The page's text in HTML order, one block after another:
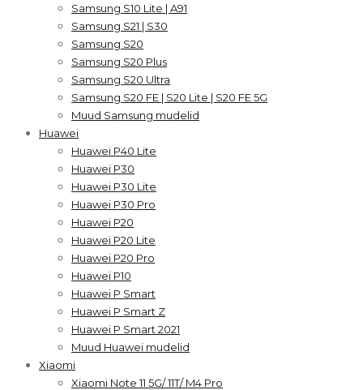
Samsung S10 Lite | A91
Samsung S21 | S30
Samsung S20
Samsung S20 Plus
Samsung S20 Ultra
Samsung S20 FE | S20 Lite | S20 FE 5G
Muud Samsung mudelid
Huawei
Huawei P40 Lite
Huawei P30
Huawei P30 Lite
Huawei P30 Pro
Huawei P20
Huawei P20 Lite
Huawei P20 Pro
Huawei P10
Huawei P Smart
Huawei P Smart Z
Huawei P Smart 2021
Muud Huawei mudelid
Xiaomi
Xiaomi Note 11 5G/ 11T/ M4 Pro